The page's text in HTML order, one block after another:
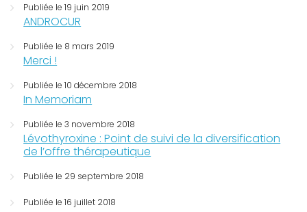
Publiée le 19 juin 2019
ANDROCUR
Publiée le 8 mars 2019
Merci !
Publiée le 10 décembre 2018
In Memoriam
Publiée le 3 novembre 2018
Lévothyroxine : Point de suivi de la diversification
de l’offre thérapeutique
Publiée le 29 septembre 2018
Publiée le 16 juillet 2018